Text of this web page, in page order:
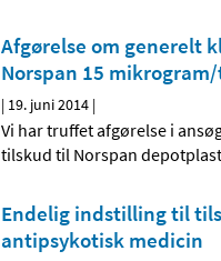
Afgørelse om generelt
Norspan 15
| 19. juni 2014 |
Vi har truffet afgørelse i
tilskud til Norspan
Endelig indstilling til
antipsykotisk medicin